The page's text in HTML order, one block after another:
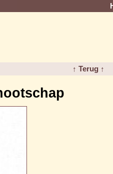
↑ Terug ↑